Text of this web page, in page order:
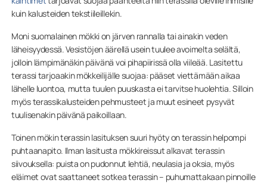
kuin kalusteiden tekstiileillekin.
Moni suomalainen mökki on järven rannalla tai ainakin veden
läheisyydessä. Vesistöjen äärellä usein tuulee avoimelta selältä,
jolloin lämpimänäkin päivänä voi pihapiirissä olla viileää. Lasitettu
terassi tarjoaakin mökkeilijälle suojaa: pääset viettämään aikaa
lähelle luontoa, mutta tuulen puuskasta ei tarvitse huolehtia. Silloin
myös terassikalusteiden pehmusteet ja muut esineet pysyvät
tuulisenakin päivänä paikoillaan.
Toinen mökin terassin lasituksen suuri hyöty on terassin helpompi
puhtaanapito. Ilman lasitusta mökkireissut alkavat terassin
siivouksella: puista on pudonnut lehtiä, neulasia ja oksia, myös
eläimet ovat saattaneet sotkea terassin – puhumattakaan pinnoille